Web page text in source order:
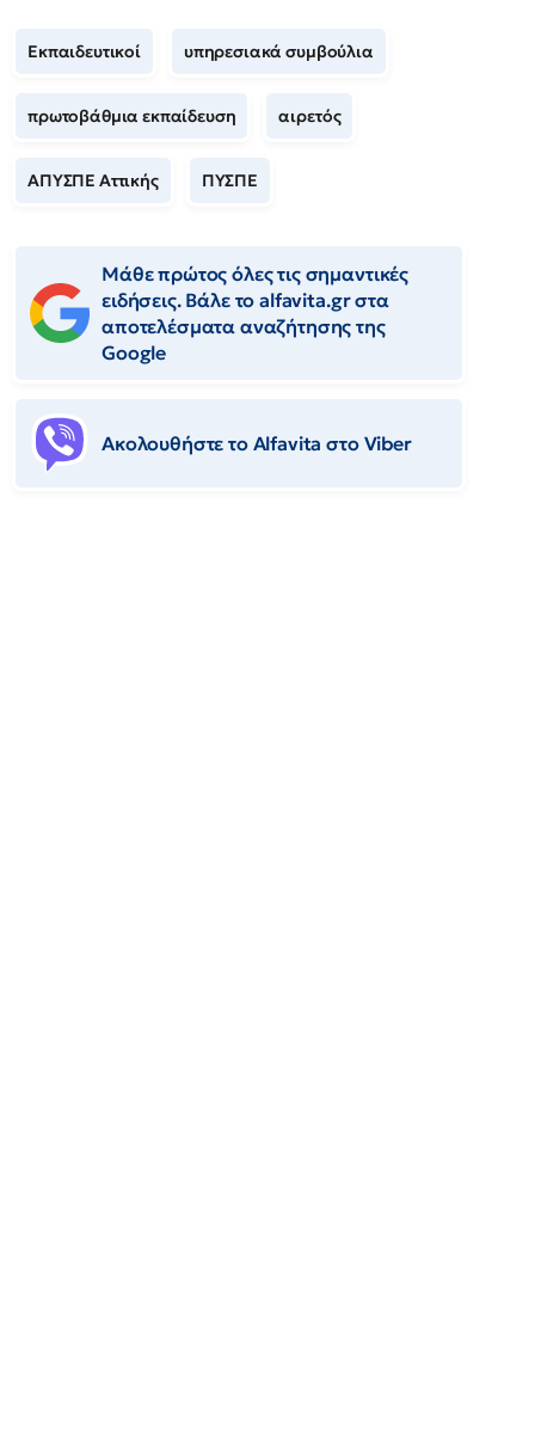
Εκπαιδευτικοί υπηρεσιακά συμβούλια
πρωτοβάθμια εκπαίδευση αιρετός
ΑΠΥΣΠΕ Αττικής ΠΥΣΠΕ
Μάθε πρώτος όλες τις σημαντικές
ειδήσεις. Βάλε το alfavita.gr στα
αποτελέσματα αναζήτησης της
Google
Ακολουθήστε το Αlfavita στο Viber